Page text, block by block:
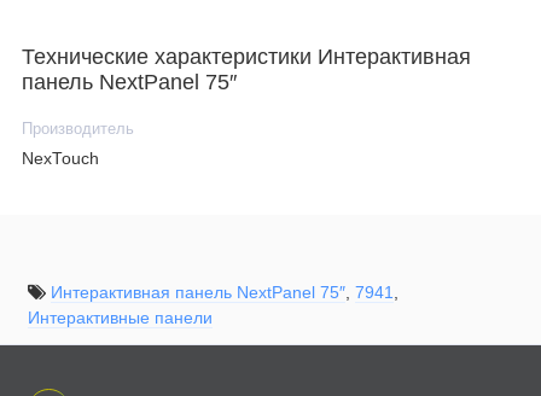
Технические характеристики Интерактивная
панель NextPanel 75″
Производитель
NexTouch
Интерактивная панель NextPanel 75″, 7941,
Интерактивные панели